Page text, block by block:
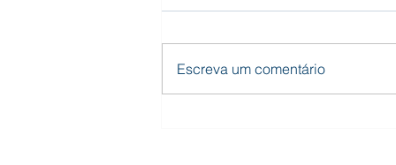
Escreva um comentário